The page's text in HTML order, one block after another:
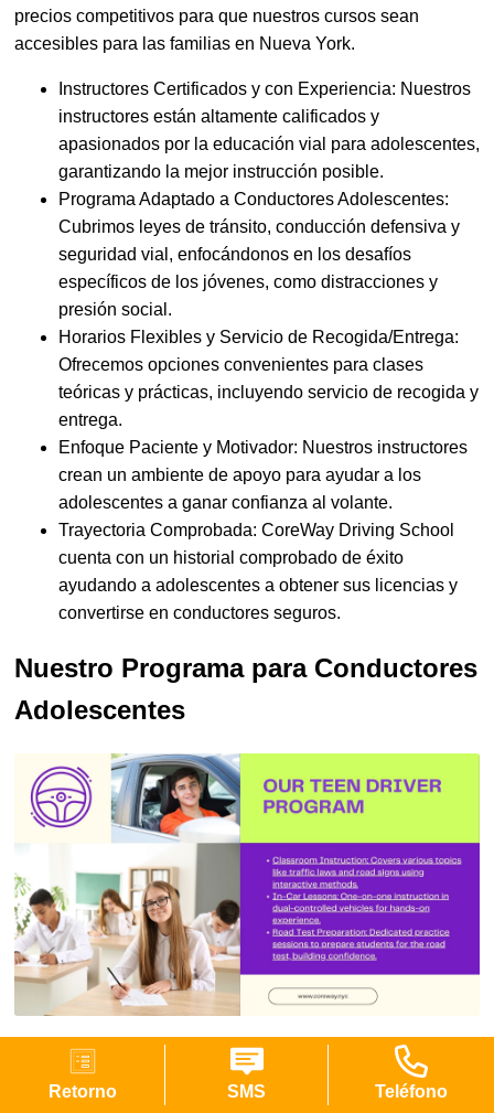
Retorno SMS Teléfono
precios competitivos para que nuestros cursos sean
accesibles para las familias en Nueva York.
Instructores Certificados y con Experiencia: Nuestros
instructores están altamente calificados y
apasionados por la educación vial para adolescentes,
garantizando la mejor instrucción posible.
Programa Adaptado a Conductores Adolescentes:
Cubrimos leyes de tránsito, conducción defensiva y
seguridad vial, enfocándonos en los desafíos
específicos de los jóvenes, como distracciones y
presión social.
Horarios Flexibles y Servicio de Recogida/Entrega:
Ofrecemos opciones convenientes para clases
teóricas y prácticas, incluyendo servicio de recogida y
entrega.
Enfoque Paciente y Motivador: Nuestros instructores
crean un ambiente de apoyo para ayudar a los
adolescentes a ganar confianza al volante.
Trayectoria Comprobada: CoreWay Driving School
cuenta con un historial comprobado de éxito
ayudando a adolescentes a obtener sus licencias y
convertirse en conductores seguros.
Nuestro Programa para Conductores
Adolescentes
Nuestros cursos de manejo para adolescentes en Nueva
York incluyen instrucción en aula, entrenamiento práctico y